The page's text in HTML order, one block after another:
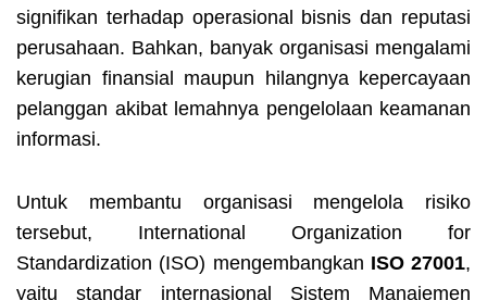
signifikan terhadap operasional bisnis dan reputasi
perusahaan. Bahkan, banyak organisasi mengalami
kerugian finansial maupun hilangnya kepercayaan
pelanggan akibat lemahnya pengelolaan keamanan
informasi.
Untuk membantu organisasi mengelola risiko
tersebut, International Organization for
Standardization (ISO) mengembangkan ISO 27001,
yaitu standar internasional Sistem Manajemen